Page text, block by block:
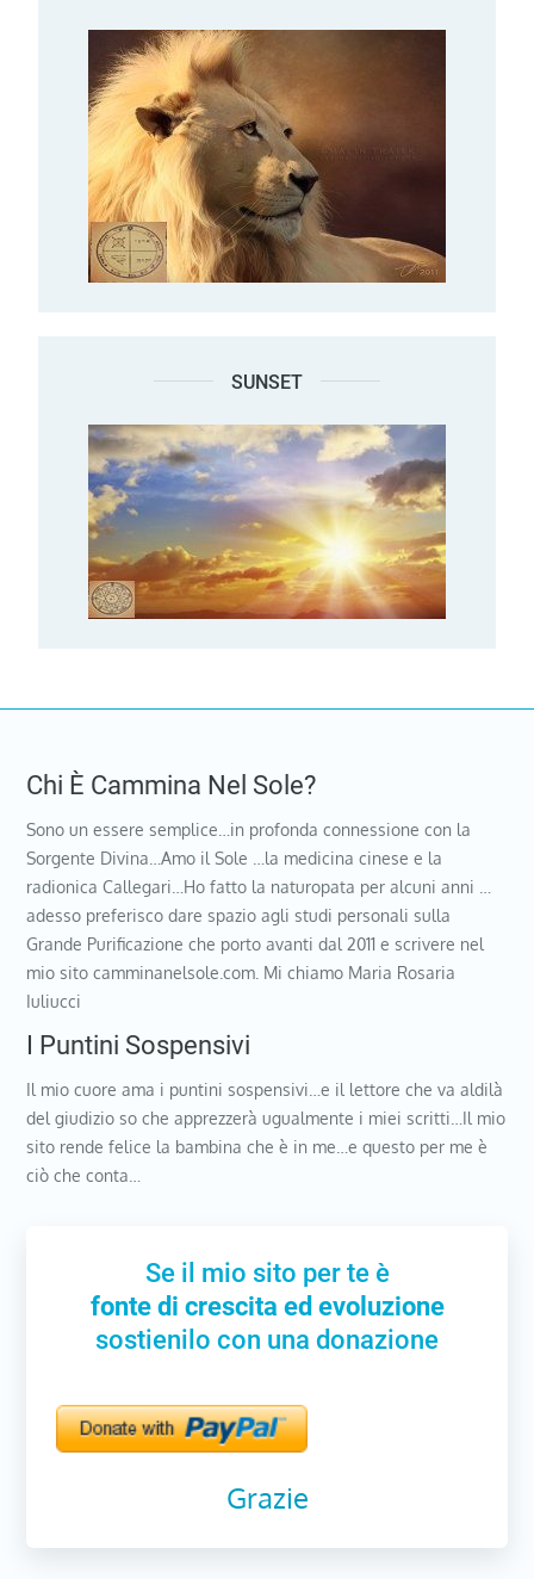
SUNSET
Chi È Cammina Nel Sole?
Sono un essere semplice…in profonda connessione con la
Sorgente Divina…Amo il Sole …la medicina cinese e la
radionica Callegari…Ho fatto la naturopata per alcuni anni …
adesso preferisco dare spazio agli studi personali sulla
Grande Purificazione che porto avanti dal 2011 e scrivere nel
mio sito camminanelsole.com. Mi chiamo Maria Rosaria
Iuliucci
I Puntini Sospensivi
Il mio cuore ama i puntini sospensivi…e il lettore che va aldilà
del giudizio so che apprezzerà ugualmente i miei scritti…Il mio
sito rende felice la bambina che è in me…e questo per me è
ciò che conta…
Se il mio sito per te è
fonte di crescita ed evoluzione
sostienilo con una donazione
Grazie